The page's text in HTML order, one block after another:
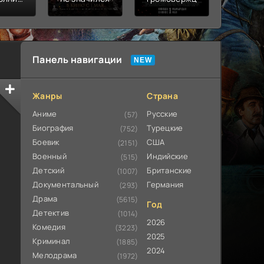
Панель навигации
Жанры
Аниме (57)
Биография (752)
Боевик (2151)
Военный (515)
Детский (1007)
Документальный (293)
Драма (5615)
Детектив (1014)
Комедия (3223)
Криминал (1885)
Мелодрама (1972)
Страна
Русские
Турецкие
США
Индийские
Британские
Германия
Год
2026
2025
2024